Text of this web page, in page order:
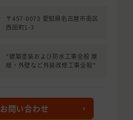
〒457-0073 愛知県名古屋市南区
西田町1-3
"建築塗装および防水工事全般 屋
根・外壁など外装改修工事全般"
お問い合わせ